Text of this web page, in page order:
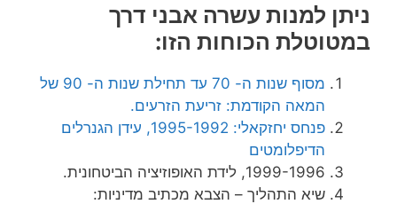
ניתן למנות עשרה אבני דרך
במטוטלת הכוחות הזו:
מסוף שנות ה- 70 עד תחילת שנות ה- 90 של
המאה הקודמת: זריעת הזרעים.
פנחס יחזקאלי: 1995-1992, עידן הגנרלים
הדיפלומטים
1999-1996, לידת האופוזיציה הביטחונית.
שיא התהליך – הצבא מכתיב מדיניות: